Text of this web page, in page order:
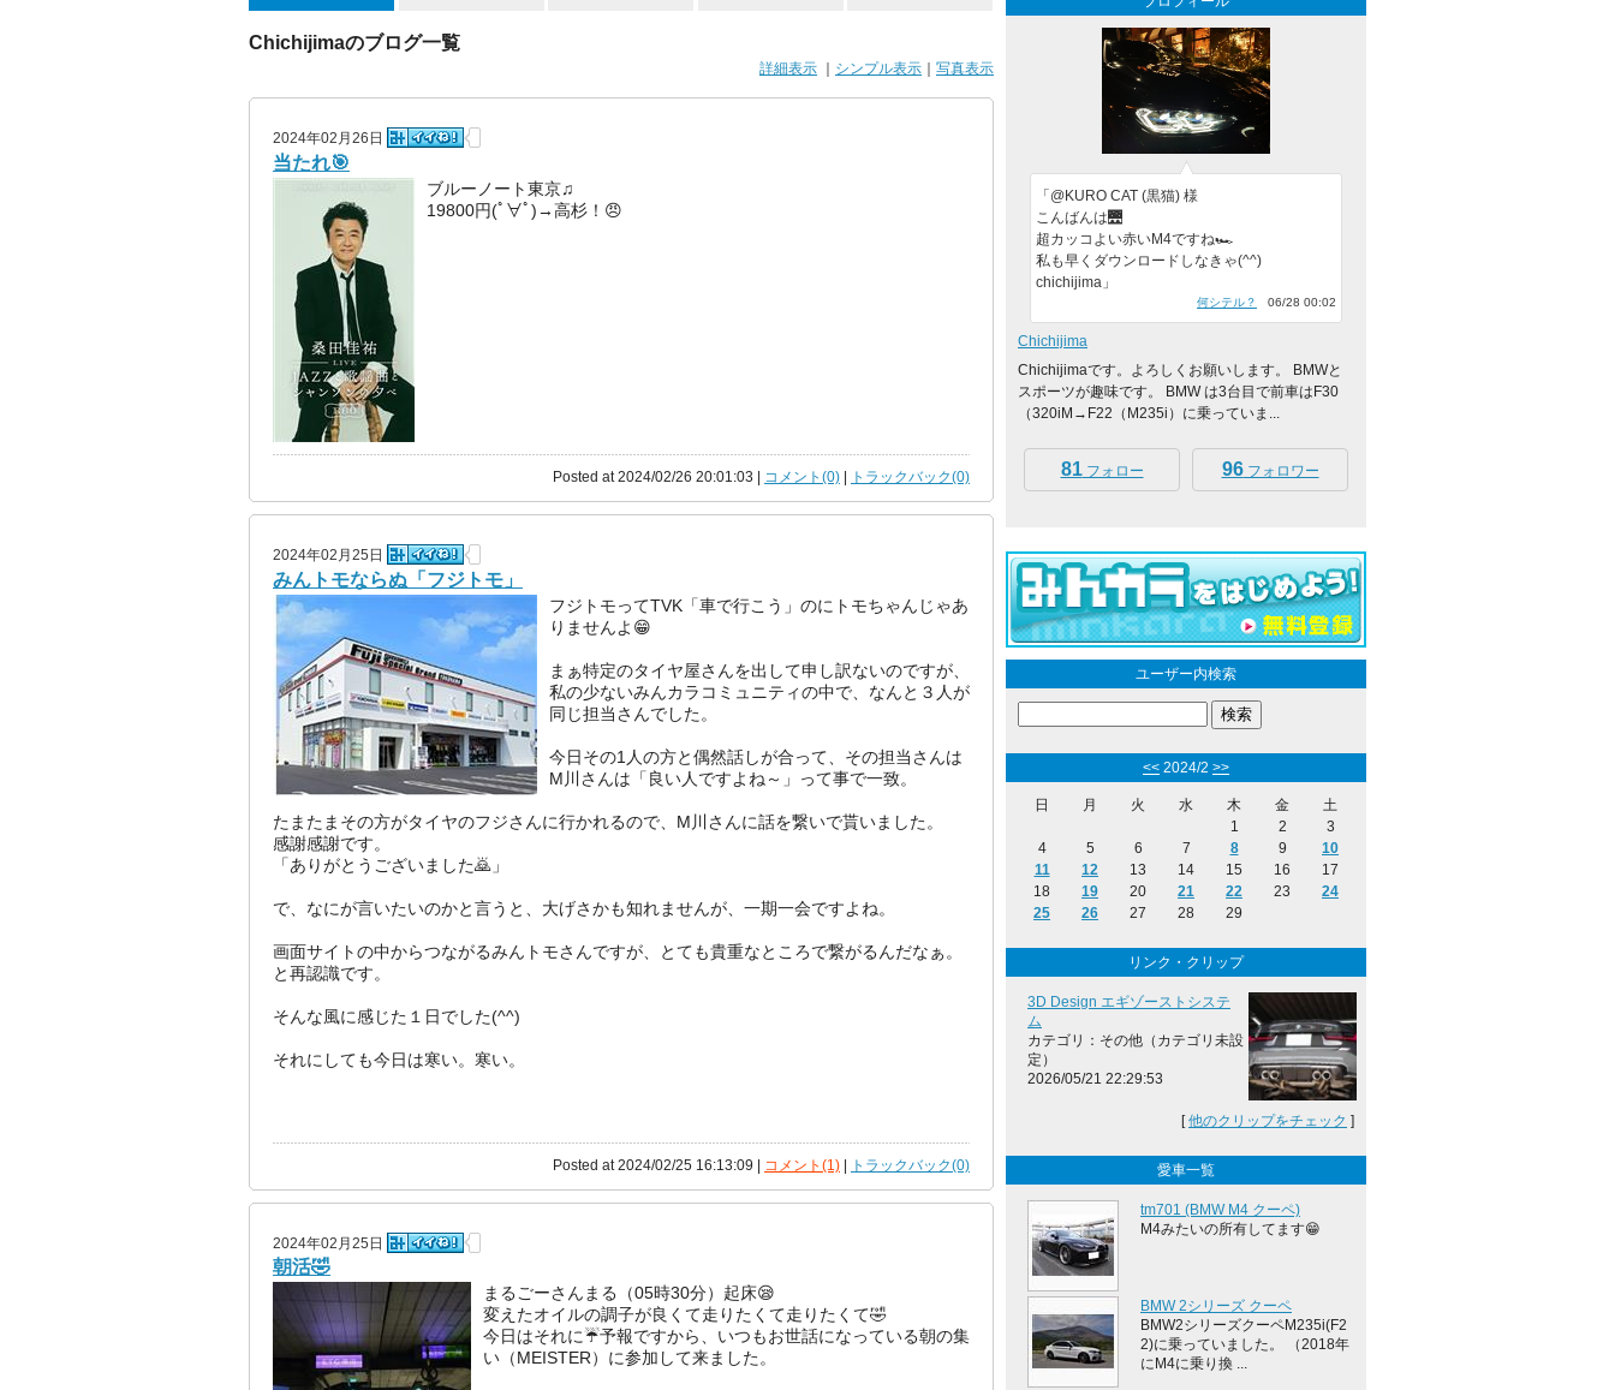
Chichijimaのブログ一覧
詳細表示 シンプル表示 写真表示
2024年02月26日
当たれ🎯
ブルーノート東京♫
19800円(ﾟ∀ﾟ)→高杉！😠
Posted at 2024/02/26 20:01:03 | コメント(0) | トラックバック(0)
2024年02月25日
みんトモならぬ「フジトモ」
フジトモってTVK「車で行こう」のにトモちゃんじゃあ
りませんよ😁
まぁ特定のタイヤ屋さんを出して申し訳ないのですが、
私の少ないみんカラコミュニティの中で、なんと３人が
同じ担当さんでした。
今日その1人の方と偶然話しが合って、その担当さんは
M川さんは「良い人ですよね～」って事で一致。
たまたまその方がタイヤのフジさんに行かれるので、M川さんに話を繋いで貰いました。
感謝感謝です。
「ありがとうございました🙇」
で、なにが言いたいのかと言うと、大げさかも知れませんが、一期一会ですよね。
画面サイトの中からつながるみんトモさんですが、とても貴重なところで繋がるんだなぁ。
と再認識です。
そんな風に感じた１日でした(^^)
それにしても今日は寒い。寒い。
Posted at 2024/02/25 16:13:09 | コメント(1) | トラックバック(0)
2024年02月25日
朝活🤣
まるごーさんまる（05時30分）起床😪
変えたオイルの調子が良くて走りたくて走りたくて🤣
今日はそれに☔予報ですから、いつもお世話になっている朝の集
い（MEISTER）に参加して来ました。
「@KURO CAT (黒猫) 様
こんばんは🌉
超カッコよい赤いM4ですね🏎️
私も早くダウンロードしなきゃ(^^)
chichijima」
何シテル？ 06/28 00:02
Chichijima
Chichijimaです。よろしくお願いします。 BMWと
スポーツが趣味です。 BMW は3台目で前車はF30
（320iM→F22（M235i）に乗っていま...
81フォロー 96フォロワー
ユーザー内検索
<< 2024/2 >>
日 月 火 水 木 金
土
1
2
3
4
5 6 7 8 9
10
11
12 13 14 15 16
17
18
19 20 21 22 23
24
25
26 27 28 29
リンク・クリップ
3D Design エギゾーストシステ
ム
カテゴリ：その他（カテゴリ未設
定）
2026/05/21 22:29:53
[他のクリップをチェック ]
愛車一覧
tm701 (BMW M4 クーペ)
M4みたいの所有してます😁
BMW 2シリーズ クーペ
BMW2シリーズクーペM235i(F2
2)に乗っていました。 （2018年
にM4に乗り換 ...